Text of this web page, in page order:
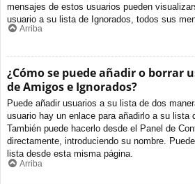
mensajes de estos usuarios pueden
usuario a su lista de Ignorados, todos sus
Arriba
¿Cómo se puede añadir o borrar
de Amigos e Ignorados?
Puede añadir usuarios a su lista de dos
usuario hay un enlace para añadirlo a su lista
También puede hacerlo desde el Panel de
directamente, introduciendo su nombre.
lista desde esta misma página.
Arriba